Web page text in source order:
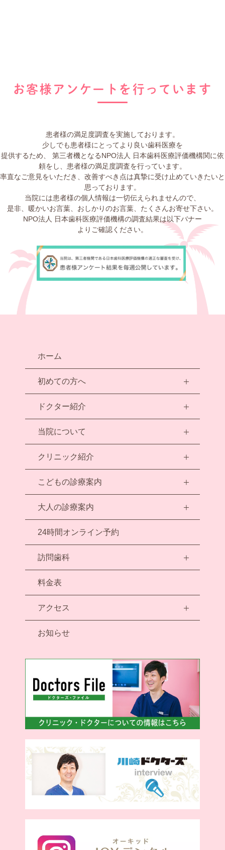
お客様アンケートを行っています
患者様の満足度調査を実施しております。
少しでも患者様にとってより良い⻭科医療を
提供するため、
第三者機となるNPO法人 日本⻭科医療評価機構関に依
頼をし、患者様の満足度調査を行っています。
率直なご意見をいただき、改善すべき点は真摯に受け止めていきたいと
思っております。
当院には患者様の個人情報は一切伝えられませんので、
是非、暖かいお言葉、おしかりのお言葉、たくさんお寄せ下さい。
NPO法人 日本⻭科医療評価機構の調査結果は以下バナー
よりご確認ください。
ホーム
初めての方へ
ドクター紹介
当院について
クリニック紹介
こどもの診療案内
大人の診療案内
24時間オンライン予約
訪問歯科
料金表
アクセス
お知らせ